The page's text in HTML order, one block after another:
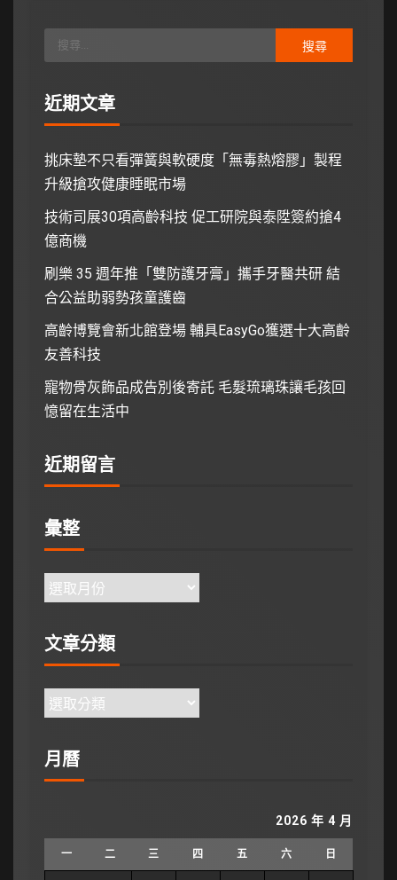
近期文章
挑床墊不只看彈簧與軟硬度「無毒熱熔膠」製程
升級搶攻健康睡眠市場
技術司展30項高齡科技 促工研院與泰陞簽約搶4
億商機
刷樂 35 週年推「雙防護牙膏」攜手牙醫共研 結
合公益助弱勢孩童護齒
高齡博覽會新北館登場 輔具EasyGo獲選十大高齡
友善科技
寵物骨灰飾品成告別後寄託 毛髮琉璃珠讓毛孩回
憶留在生活中
近期留言
彙整
文章分類
月曆
2026 年 4 月
一 二 三 四 五 六 日